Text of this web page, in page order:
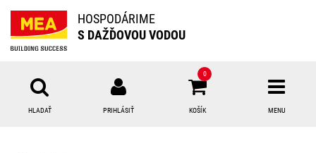
HOSPODÁRIME
S DAŽĎOVOU VODOU
HLADAŤ PRIHLÁSIŤ
0
KOŠÍK MENU